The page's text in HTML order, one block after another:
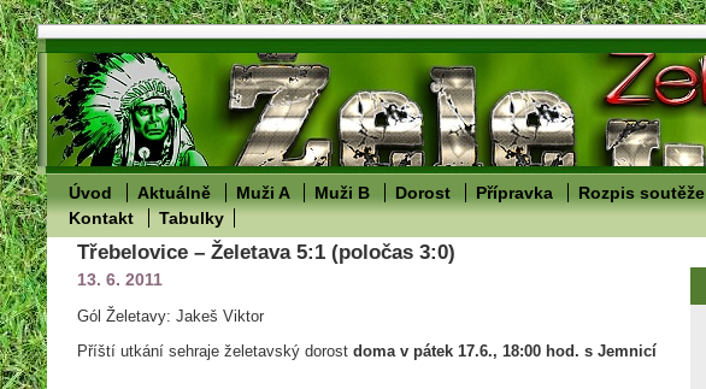
Úvod Aktuálně Muži A Muži B Dorost Přípravka Rozpis soutěže
Kontakt
Tabulky
Třebelovice – Želetava 5:1 (poločas 3:0)
13. 6. 2011
Gól Želetavy: Jakeš Viktor
Příští utkání sehraje želetavský dorost doma v pátek 17.6., 18:00 hod. s Jemnicí